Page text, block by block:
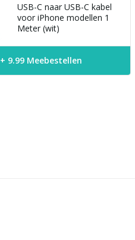
USB-C naar USB-C kabel
voor iPhone modellen 1
Meter (wit)
+ 9.99 Meebestellen